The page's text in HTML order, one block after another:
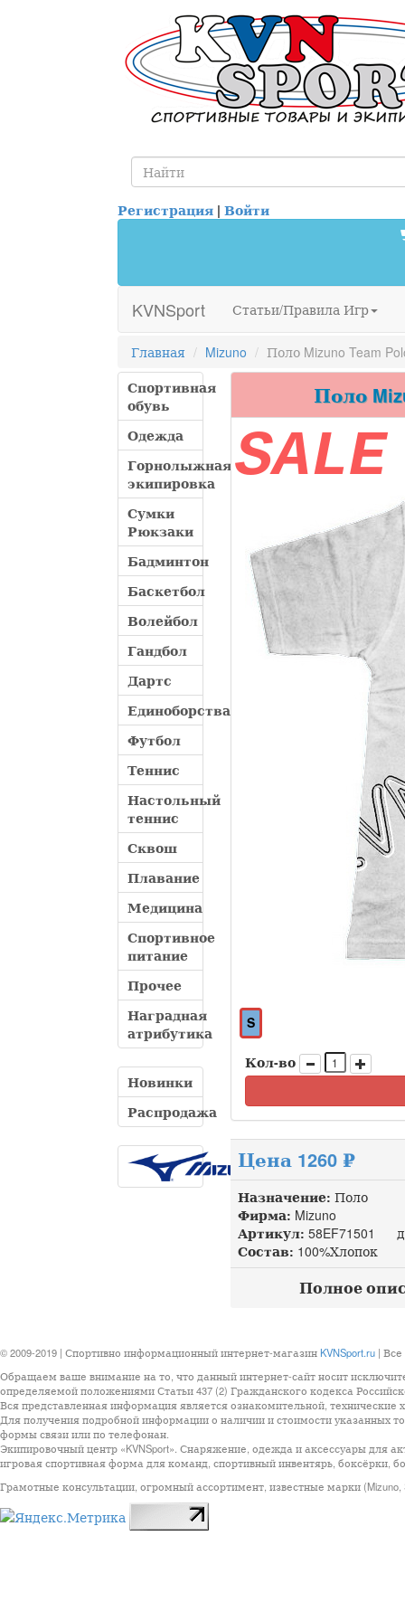
Регистрация | Войти
KVNSport Статьи/Правила Игр
Главная Mizuno
Поло Mizuno Team
Спортивная
обувь
Одежда
Горнолыжная
экипировка
Сумки
Рюкзаки
Бадминтон
Баскетбол
Волейбол
Гандбол
Дартс
Единоборства
Футбол
Теннис
Настольный
теннис
Сквош
Плавание
Медицина
Спортивное
питание
Прочее
Наградная
атрибутика
Новинки
Распродажа
Поло
SALE
S
Кол-во
Цена 1260 ₽
Назначение: Поло
Фирма: Mizuno
Артикул: 58EF71501
Состав: 100%Хлопок
Полное
© 2009-2019 | Спортивно информационный интернет-магазин KVNSport.ru |
Обращаем ваше внимание на то, что данный интернет-сайт носит
определяемой положениями Статьи 437 (2) Гражданского кодекса
Вся представленная информация является ознакомительной, технические
Для получения подробной информации о наличии и стоимости указанных
формы связи или по телефонан.
Экипировочный центр «KVNSport». Снаряжение, одежда и аксессуары для
игровая спортивная форма для команд, спортивный инвентярь, боксёрки,
Грамотные консультации, огромный ассортимент, известные марки (Mizuno,